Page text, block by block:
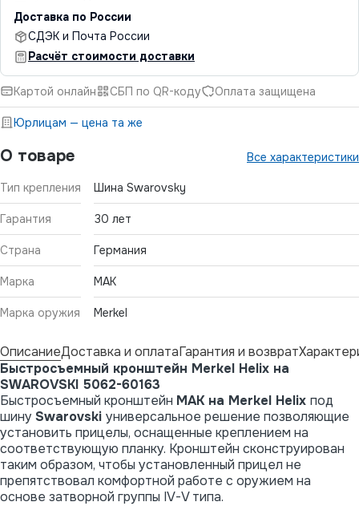
О товаре Все характеристики
Тип крепления Шина Swarovsky
Гарантия 30 лет
Страна Германия
Марка MAK
Марка оружия Merkel
Доставка по России
СДЭК и Почта России
Расчёт стоимости доставки
Картой онлайн СБП по QR-коду Оплата защищена
Юрлицам — цена та же
ОписаниеДоставка и оплатаГарантия и возврат
Быстросъемный кронштейн Merkel Helix на
SWAROVSKI 5062-60163
Быстросъемный кронштейн MAK на Merkel Helix под
шину Swarovski универсальное решение позволяющие
установить прицелы, оснащенные креплением на
соответствующую планку. Кронштейн сконструирован
таким образом, чтобы установленный прицел не
препятствовал комфортной работе с оружием на
основе затворной группы IV-V типа.